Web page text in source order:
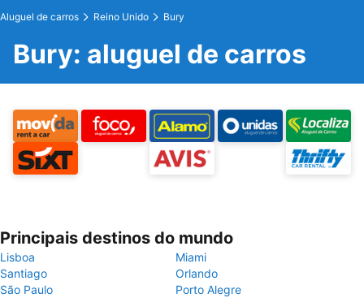
Aluguel de carros Reino Unido Bury
Bury: aluguel de carros
Principais destinos do mundo
Lisboa
Miami
Santiago
Orlando
São Paulo
Porto Alegre